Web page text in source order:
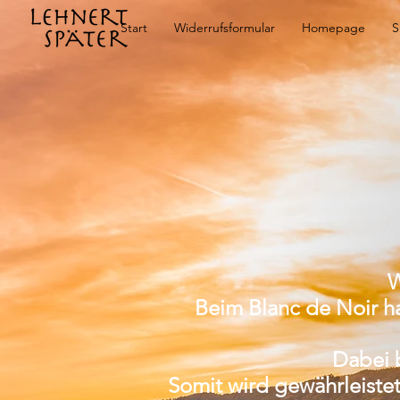
Start Widerrufsformular Homepage
Beim Blanc de Noir
Dabei
Somit wird